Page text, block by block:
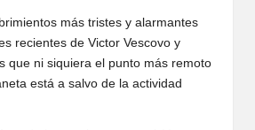
más tristes y alarmantes
recientes de Victor Vescovo y
que ni siquiera el punto más remoto
está a salvo de la actividad